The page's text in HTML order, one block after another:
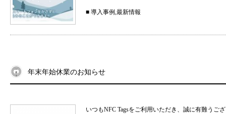
■ 導入事例,最新情報
年末年始休業のお知らせ
いつもNFC Tagsをご利用いただき、誠に有難う